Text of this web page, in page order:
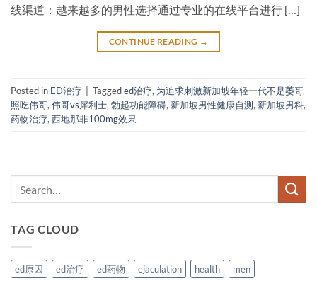
线渠道：越来越多的男性选择通过专业的在线平台进行 […]
CONTINUE READING →
Posted in ED治疗 | Taggeded治疗, 为追求刺激新加坡年轻一代不是萎哥
照吃伟哥, 伟哥vs犀利士, 勃起功能障碍, 新加坡男性健康自测, 新加坡男科,
药物治疗, 西地那非100mg效果
TAG CLOUD
ed原因 ed治疗 ed药物 ejaculation health
men